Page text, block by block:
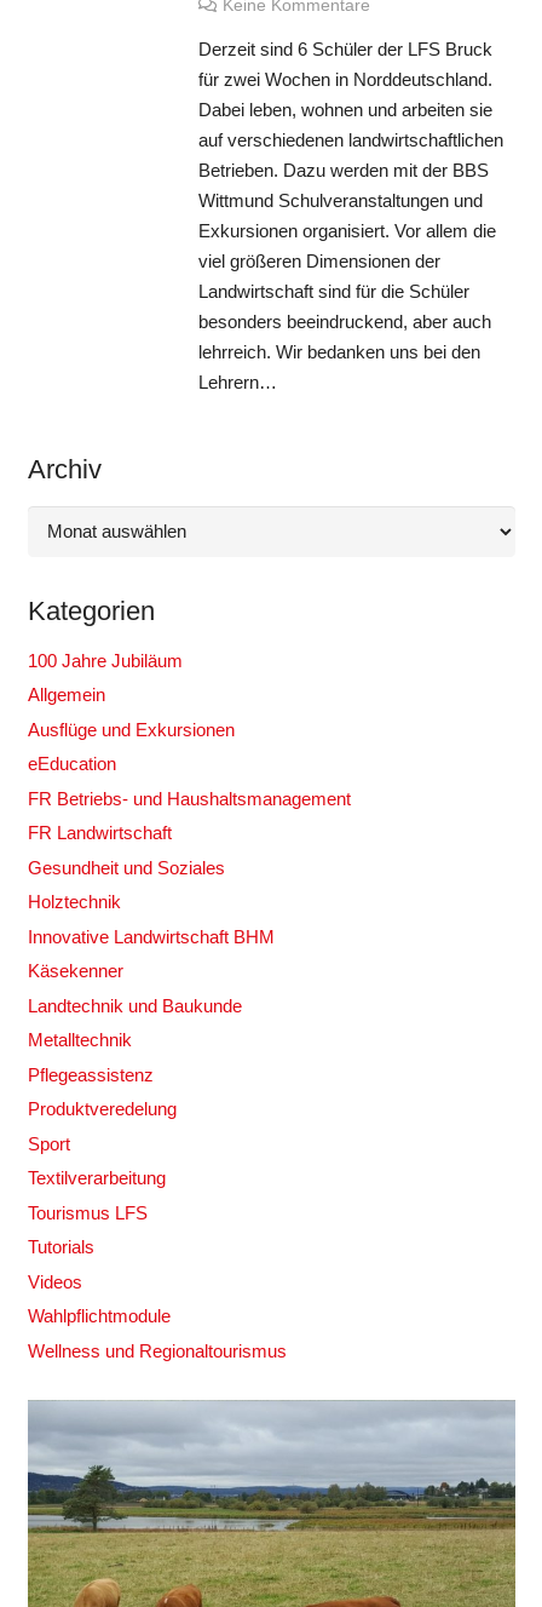
Keine Kommentare
Derzeit sind 6 Schüler der LFS Bruck
für zwei Wochen in Norddeutschland.
Dabei leben, wohnen und arbeiten sie
auf verschiedenen landwirtschaftlichen
Betrieben. Dazu werden mit der BBS
Wittmund Schulveranstaltungen und
Exkursionen organisiert. Vor allem die
viel größeren Dimensionen der
Landwirtschaft sind für die Schüler
besonders beeindruckend, aber auch
lehrreich. Wir bedanken uns bei den
Lehrern…
Archiv
Archiv
Kategorien
100 Jahre Jubiläum
Allgemein
Ausflüge und Exkursionen
eEducation
FR Betriebs- und Haushaltsmanagement
FR Landwirtschaft
Gesundheit und Soziales
Holztechnik
Innovative Landwirtschaft BHM
Käsekenner
Landtechnik und Baukunde
Metalltechnik
Pflegeassistenz
Produktveredelung
Sport
Textilverarbeitung
Tourismus LFS
Tutorials
Videos
Wahlpflichtmodule
Wellness und Regionaltourismus